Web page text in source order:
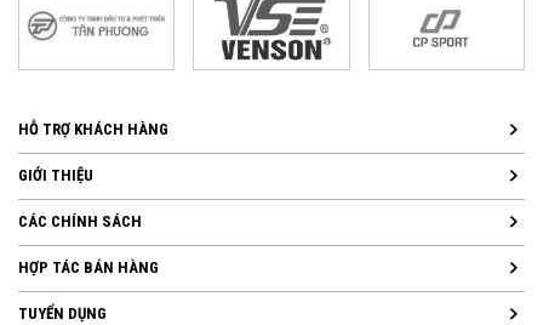
HỖ TRỢ KHÁCH HÀNG
GIỚI THIỆU
CÁC CHÍNH SÁCH
HỢP TÁC BÁN HÀNG
TUYỂN DỤNG